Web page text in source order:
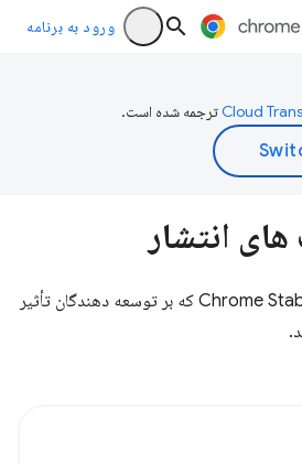
ورود به برنامه
ترجمه شده است.
انتشار
درباره تغییرات Chrome Stable که بر توسعه دهندگان تأثیر